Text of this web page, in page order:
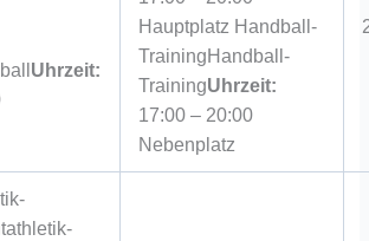
Uhrzeit:
Hauptplatz Handball-
Training Handball-
TrainingUhrzeit:
17:00 – 20:00
Nebenplatz